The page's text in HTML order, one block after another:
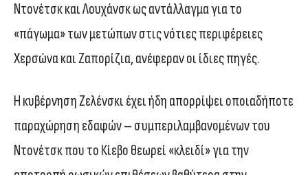
Ντονέτσκ και Λουχάνσκ ως αντάλλαγμα για το
«πάγωμα» των μετώπων στις νότιες περιφέρειες
Χερσώνα και Ζαπορίζια, ανέφεραν οι ίδιες πηγές.
Η κυβέρνηση Ζελένσκι έχει ήδη απορρίψει οποιαδήποτε
παραχώρηση εδαφών – συμπεριλαμβανομένων του
Ντονέτσκ που το Κίεβο θεωρεί «κλειδί» για την